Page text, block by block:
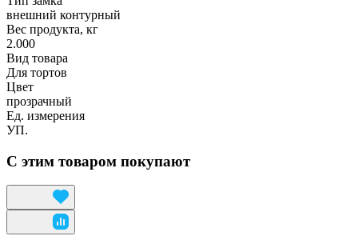
внешний контурный
Вес продукта, кг
2.000
Вид товара
Для тортов
Цвет
прозрачный
Ед. измерения
УП.
С этим товаром покупают